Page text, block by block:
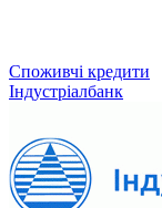
Споживчі кредити
Індустріалбанк